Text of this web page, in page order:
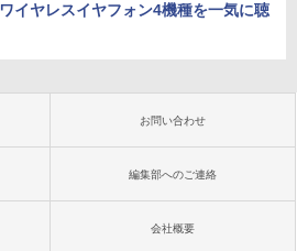
イヤレスイヤフォン4機種を一気に聴
お問い合わせ
編集部へのご連絡
会社概要